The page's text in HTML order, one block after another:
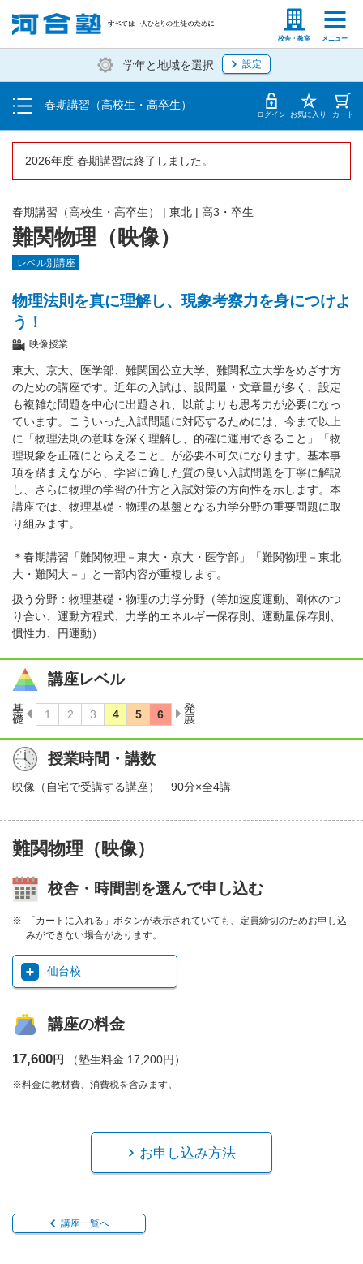
校舎・教室 メニュー
塾生の方 高等学校の先生
学年と地域を選択 設定
春期講習（高校生・高卒生）
受講料・お申し込み方法
受講開始までの流れ
校舎・教室一覧 ログイン お気に入り カート
2026年度 春期講習は終了しました。
難関物理（映像）
春期講習（高校生・高卒生） | 東北 | 高3・卒生
レベル別講座
物理法則を真に理解し、現象考察力を身につけよ
う！
映像授業
東大、京大、医学部、難関国公立大学、難関私立大学をめざす方
のための講座です。近年の入試は、設問量・文章量が多く、設定
も複雑な問題を中心に出題され、以前よりも思考力が必要になっ
ています。こういった入試問題に対応するためには、今まで以上
に「物理法則の意味を深く理解し、的確に運用できること」「物
理現象を正確にとらえること」が必要不可欠になります。基本事
項を踏まえながら、学習に適した質の良い入試問題を丁寧に解説
し、さらに物理の学習の仕方と入試対策の方向性を示します。本
講座では、物理基礎・物理の基盤となる力学分野の重要問題に取
り組みます。
＊春期講習「難関物理－東大・京大・医学部」「難関物理－東北
大・難関大－」と一部内容が重複します。
扱う分野：物理基礎・物理の力学分野（等加速度運動、剛体のつ
り合い、運動方程式、力学的エネルギー保存則、運動量保存則、
慣性力、円運動）
講座レベル
授業時間・講数
映像（自宅で受講する講座） 90分×全4講
難関物理（映像）
校舎・時間割を選んで申し込む
「カートに入れる」ボタンが表示されていても、定員締切のためお申し込
みができない場合があります。
仙台校
講座の料金
17,600円 （塾生料金 17,200円）
※料金に教材費、消費税を含みます。
お申し込み方法
講座一覧へ